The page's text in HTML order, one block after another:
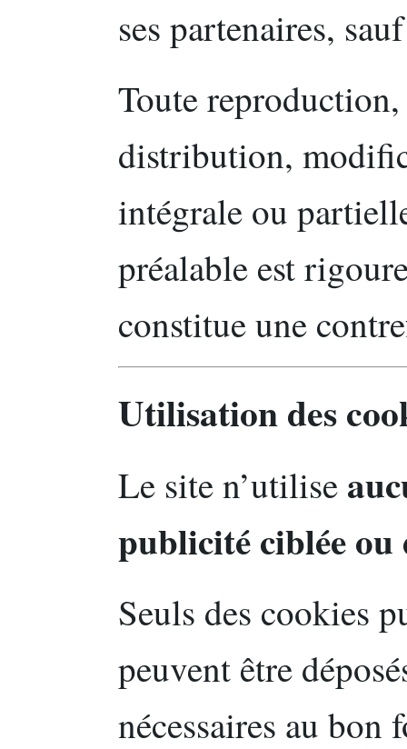
ses partenaires,
Toute
distribution,
intégrale ou
préalable est
constitue une
Utilisation des
Le site n’utilise
publicité ciblée ou
Seuls des cookies
peuvent être
nécessaires au